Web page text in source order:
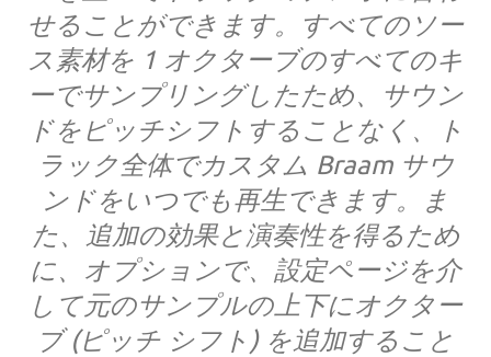
せることができます。すべてのソー
ス素材を 1 オクターブのすべてのキ
ーでサンプリングしたため、サウン
ドをピッチシフトすることなく、ト
ラック全体でカスタム Braam サウ
ンドをいつでも再生できます。ま
た、追加の効果と演奏性を得るため
に、オプションで、設定ページを介
して元のサンプルの上下にオクター
ブ (ピッチ シフト) を追加すること